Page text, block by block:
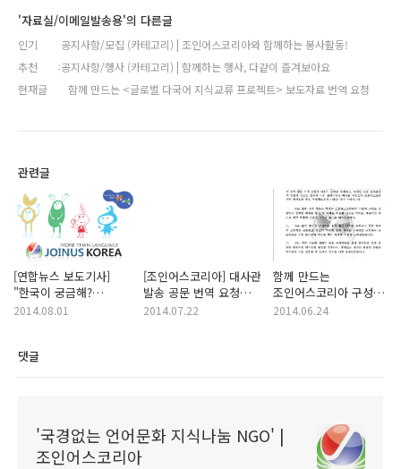
'자료실/이메일발송용'의 다른글
인기
공지사항/모집 (카테고리) | 조인어스코리아와 함께하는 봉사활동!
추천
공지사항/행사 (카테고리) | 함께하는 행사, 다같이 즐겨보아요
현재글
함께 만드는 <글로벌 다국어 지식교류 프로젝트> 보도자료 번역 요청
관련글
[연합뉴스 보도기사]
"한국이 궁금해?
무엇이든 물어보세요"
2014.08.01
[조인어스코리아] 대사관
발송 공문 번역 요청
메일
2014.07.22
함께 만드는
조인어스코리아 구성원
서약서
2014.06.24
댓글
'국경없는 언어문화 지식나눔 NGO' |
조인어스코리아